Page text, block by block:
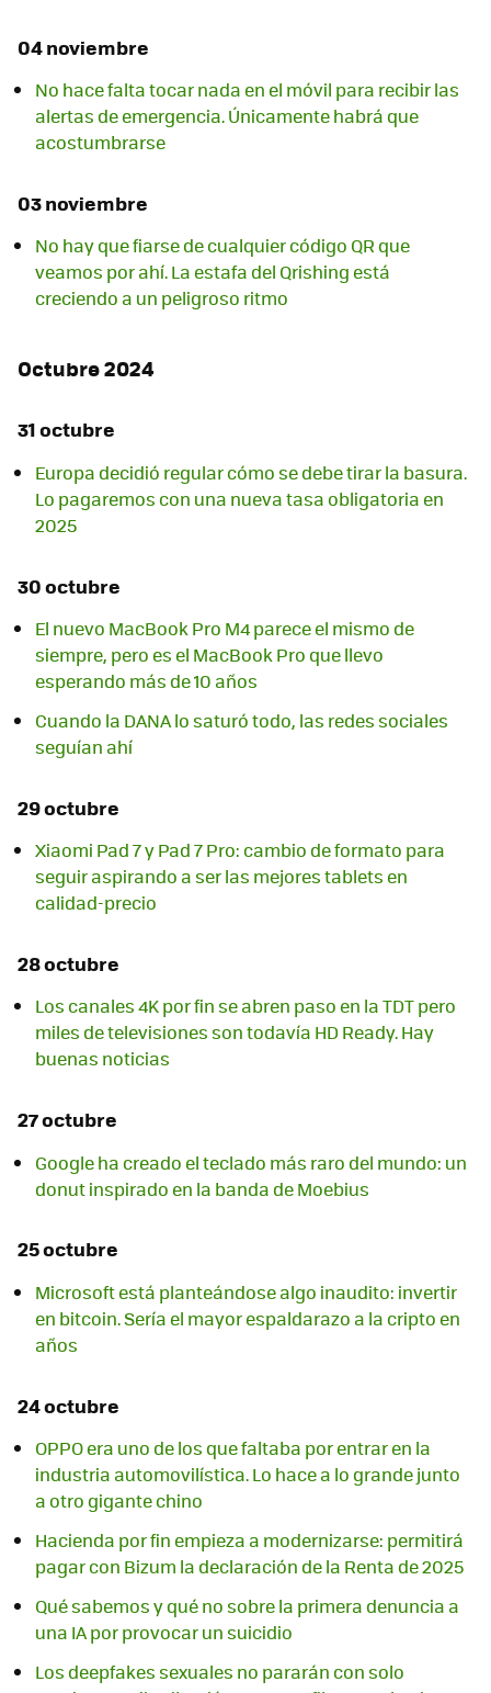
04 noviembre
No hace falta tocar nada en el móvil para recibir las
alertas de emergencia. Únicamente habrá que
acostumbrarse
03 noviembre
No hay que fiarse de cualquier código QR que
veamos por ahí. La estafa del Qrishing está
creciendo a un peligroso ritmo
Octubre 2024
31 octubre
Europa decidió regular cómo se debe tirar la basura.
Lo pagaremos con una nueva tasa obligatoria en
2025
30 octubre
El nuevo MacBook Pro M4 parece el mismo de
siempre, pero es el MacBook Pro que llevo
esperando más de 10 años
Cuando la DANA lo saturó todo, las redes sociales
seguían ahí
29 octubre
Xiaomi Pad 7 y Pad 7 Pro: cambio de formato para
seguir aspirando a ser las mejores tablets en
calidad-precio
28 octubre
Los canales 4K por fin se abren paso en la TDT pero
miles de televisiones son todavía HD Ready. Hay
buenas noticias
27 octubre
Google ha creado el teclado más raro del mundo: un
donut inspirado en la banda de Moebius
25 octubre
Microsoft está planteándose algo inaudito: invertir
en bitcoin. Sería el mayor espaldarazo a la cripto en
años
24 octubre
OPPO era uno de los que faltaba por entrar en la
industria automovilística. Lo hace a lo grande junto
a otro gigante chino
Hacienda por fin empieza a modernizarse: permitirá
pagar con Bizum la declaración de la Renta de 2025
Qué sabemos y qué no sobre la primera denuncia a
una IA por provocar un suicidio
Los deepfakes sexuales no pararán con solo